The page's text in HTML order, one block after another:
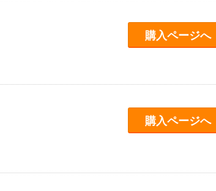
購入ページへ
購入ページへ